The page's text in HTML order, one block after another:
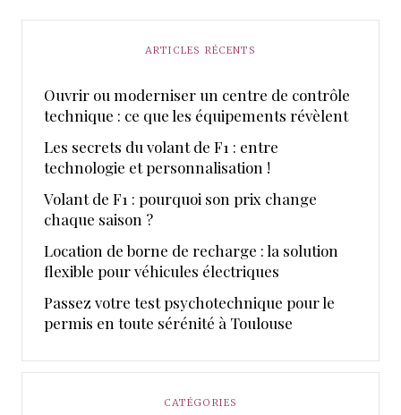
ARTICLES RÉCENTS
Ouvrir ou moderniser un centre de contrôle
technique : ce que les équipements révèlent
Les secrets du volant de F1 : entre
technologie et personnalisation !
Volant de F1 : pourquoi son prix change
chaque saison ?
Location de borne de recharge : la solution
flexible pour véhicules électriques
Passez votre test psychotechnique pour le
permis en toute sérénité à Toulouse
CATÉGORIES